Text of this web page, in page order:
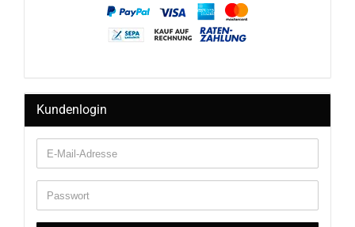
Kundenlogin